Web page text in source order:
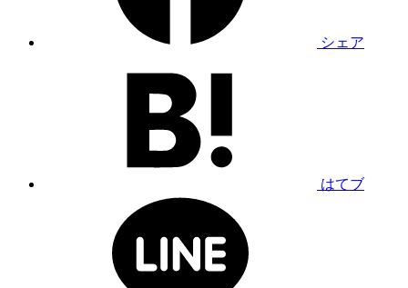
シェア
はてブ